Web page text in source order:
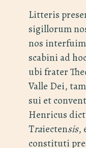
Litteris
sigillorum
nos
scabini ad
ubi frater
Valle Dei,
sui et
Henricus
Traiectensis,
constituti